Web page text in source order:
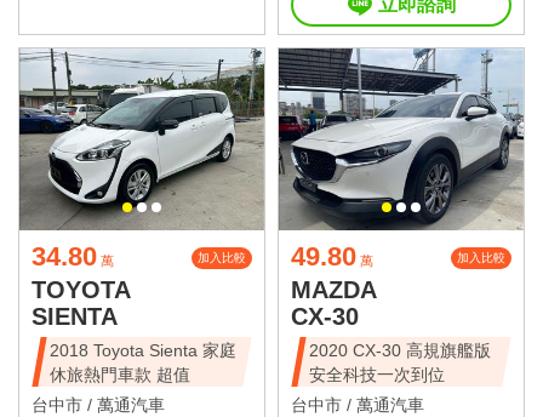
立即諮詢
34.80 萬 加入比較
TOYOTA
SIENTA
2018 Toyota Sienta 家庭
休旅熱門車款 超值
台中市 / 萬通汽車
49.80 萬 加入比較
MAZDA
CX-30
2020 CX-30 高規旗艦版
安全科技一次到位
台中市 / 萬通汽車